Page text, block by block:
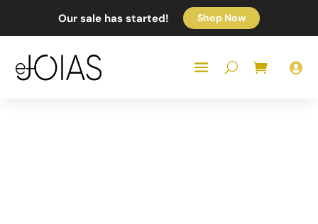
Our sale has started! Shop Now
